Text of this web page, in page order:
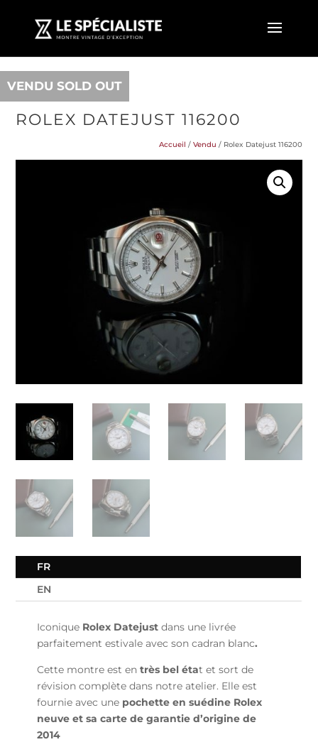
VENDU SOLD OUT
ROLEX DATEJUST 116200
Accueil / Vendu / Rolex Datejust 116200
FR
EN
Iconique Rolex Datejust dans une livrée
parfaitement estivale avec son cadran blanc.
Cette montre est entrès bel état et sort de
révision complète dans notre atelier. Elle est
fournie avec une pochette en suédine Rolex
neuve et sa carte de garantie d’origine de
2014